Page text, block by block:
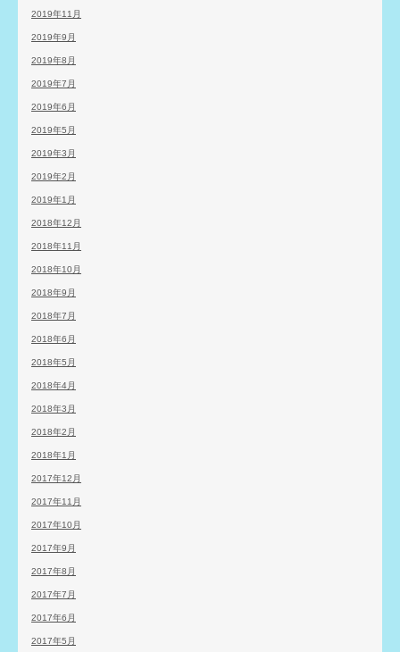
2019年11月
2019年9月
2019年8月
2019年7月
2019年6月
2019年5月
2019年3月
2019年2月
2019年1月
2018年12月
2018年11月
2018年10月
2018年9月
2018年7月
2018年6月
2018年5月
2018年4月
2018年3月
2018年2月
2018年1月
2017年12月
2017年11月
2017年10月
2017年9月
2017年8月
2017年7月
2017年6月
2017年5月